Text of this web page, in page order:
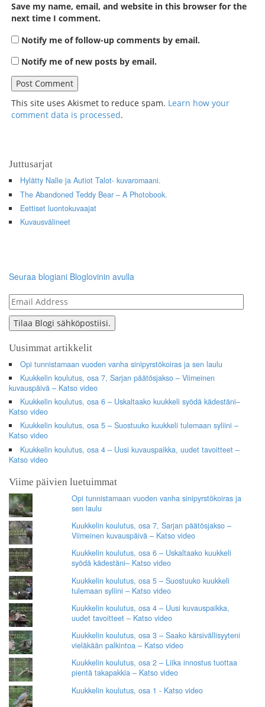
Save my name, email, and website in this browser for the
next time I comment.
Notify me of follow-up comments by email.
Notify me of new posts by email.
This site uses Akismet to reduce spam. Learn how your
comment data is processed.
Juttusarjat
Hylätty Nalle ja Autiot Talot- kuvaromaani.
The Abandoned Teddy Bear – A Photobook.
Eettiset luontokuvaajat
Kuvausvälineet
Seuraa blogiani Bloglovinin avulla
Email
Address
Tilaa Blogi sähköpostiisi.
Uusimmat artikkelit
Opi tunnistamaan vuoden vanha sinipyrstökoiras ja sen laulu
Kuukkelin koulutus, osa 7, Sarjan päätösjakso – Viimeinen
kuvauspäivä – Katso video
Kuukkelin koulutus, osa 6 – Uskaltaako kuukkeli syödä kädestäni–
Katso video
Kuukkelin koulutus, osa 5 – Suostuuko kuukkeli tulemaan syliini –
Katso video
Kuukkelin koulutus, osa 4 – Uusi kuvauspaikka, uudet tavoitteet –
Katso video
Viime päivien luetuimmat
Opi tunnistamaan vuoden vanha sinipyrstökoiras ja
sen laulu
Kuukkelin koulutus, osa 7, Sarjan päätösjakso –
Viimeinen kuvauspäivä – Katso video
Kuukkelin koulutus, osa 6 – Uskaltaako kuukkeli
syödä kädestäni– Katso video
Kuukkelin koulutus, osa 5 – Suostuuko kuukkeli
tulemaan syliini – Katso video
Kuukkelin koulutus, osa 4 – Uusi kuvauspaikka,
uudet tavoitteet – Katso video
Kuukkelin koulutus, osa 3 – Saako kärsivällisyyteni
vieläkään palkintoa – Katso video
Kuukkelin koulutus, osa 2 – Liika innostus tuottaa
pientä takapakkia – Katso video
Kuukkelin koulutus, osa 1 - Katso video